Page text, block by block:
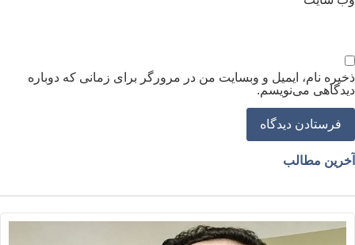
نام، ایمیل و وبسایت من در مرورگر برای زمانی که دوباره
می‌نویسم.
مطالب